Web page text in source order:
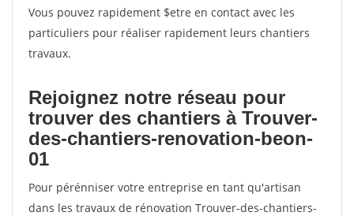
Vous pouvez rapidement $etre en contact avec les
particuliers pour réaliser rapidement leurs chantiers
travaux.
Rejoignez notre réseau pour
trouver des chantiers à Trouver-
des-chantiers-renovation-beon-
01
Pour pérénniser votre entreprise en tant qu'artisan
dans les travaux de rénovation Trouver-des-chantiers-